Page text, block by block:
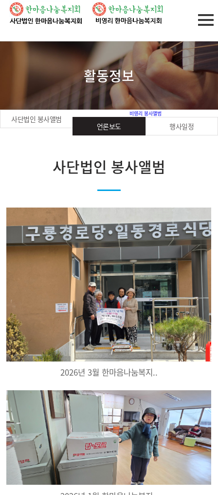
활동정보
사단법인 봉사앨범
비영리 봉사앨범
언론보도 행사일정
사단법인 봉사앨범
2026년 3월 한마음나눔복지..